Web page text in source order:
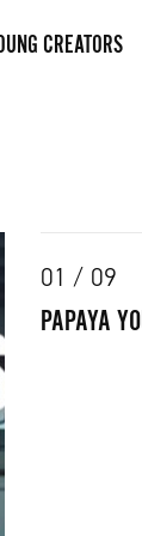
CREATORS
TWITTER
01 / 09
PAPAYA